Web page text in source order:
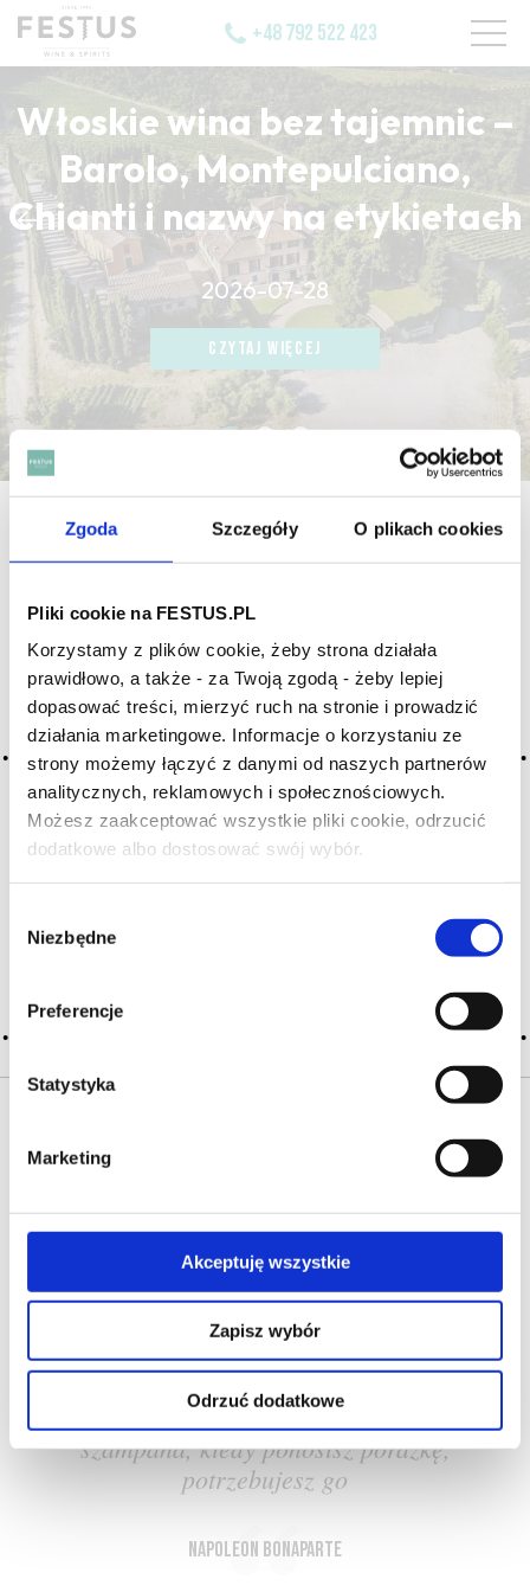
Zgoda Szczegóły O plikach cookies
Pliki cookie na FESTUS.PL
Korzystamy z plików cookie, żeby strona działała
prawidłowo, a także - za Twoją zgodą - żeby lepiej
dopasować treści, mierzyć ruch na stronie i prowadzić
działania marketingowe. Informacje o korzystaniu ze
strony możemy łączyć z danymi od naszych partnerów
analitycznych, reklamowych i społecznościowych.
Możesz zaakceptować wszystkie pliki cookie, odrzucić
dodatkowe albo dostosować swój wybór.
zgody
Niezbędne
Preferencje
Statystyka
Marketing
Akceptuję wszystkie
Zapisz wybór
Odrzuć dodatkowe
Czy masz ukończone 18 lat?
+48 792 522 423
Włoskie wina bez tajemnic –
Barolo, Montepulciano,
Chianti i nazwy na etykietach
2026-07-28
CZYTAJ WIĘCEJ
CZYTAJ WIĘCEJ
CZYTAJ WIĘCEJ
strona główna
Archiwum wpisów tagu: azal
Nothing Found
It seems we can’t find what you’re looking for. Perhaps
OFERTA ONLINE PRODUCENCI
PRZEWODNIK
SŁOWNIK
Kiedy zwyciężasz, zasługujesz na
szampana, kiedy ponosisz porażkę,
potrzebujesz go
Napoleon Bonaparte